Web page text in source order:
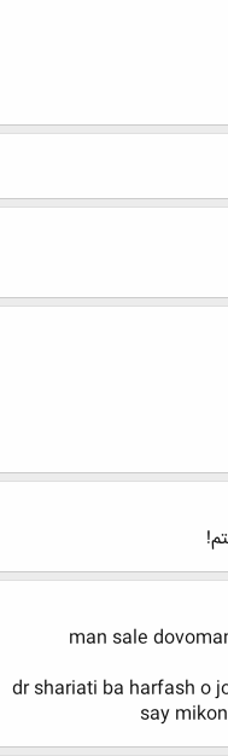
man sale
dr shariati ba harfash o
say